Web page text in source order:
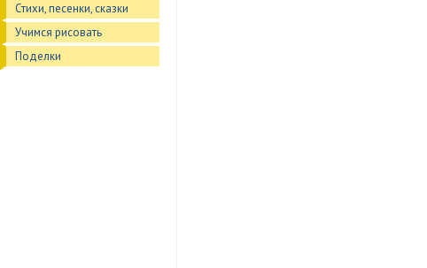
Стихи, песенки, сказки
Учимся рисовать
Поделки